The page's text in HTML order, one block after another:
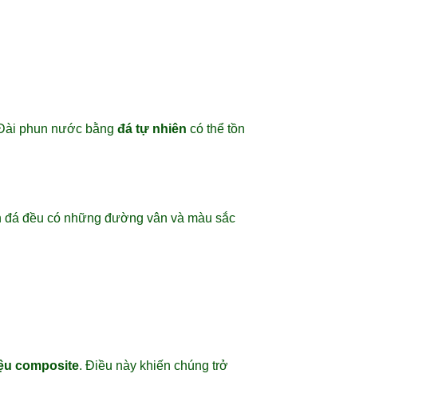
phun nước bằng đá tự nhiên có thể tồn
đều có những đường vân và màu sắc
composite. Điều này khiến chúng trở